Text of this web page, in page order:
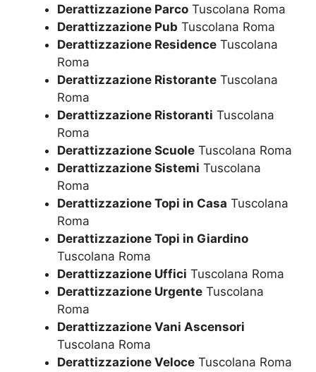
Derattizzazione Parco Tuscolana Roma
Derattizzazione Pub Tuscolana Roma
Derattizzazione Residence Tuscolana
Roma
Derattizzazione Ristorante Tuscolana
Roma
Derattizzazione Ristoranti Tuscolana
Roma
Derattizzazione Scuole Tuscolana Roma
Derattizzazione Sistemi Tuscolana
Roma
Derattizzazione Topi in Casa Tuscolana
Roma
Derattizzazione Topi in Giardino
Tuscolana Roma
Derattizzazione Uffici Tuscolana Roma
Derattizzazione Urgente Tuscolana
Roma
Derattizzazione Vani Ascensori
Tuscolana Roma
Derattizzazione Veloce Tuscolana Roma